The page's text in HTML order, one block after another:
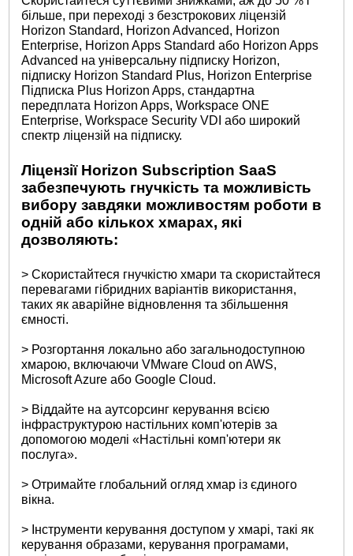
більше, при переході з безстрокових ліцензій
Horizon Standard, Horizon Advanced, Horizon
Enterprise, Horizon Apps Standard або Horizon Apps
Advanced на універсальну підписку Horizon,
підписку Horizon Standard Plus, Horizon Enterprise
Підписка Plus Horizon Apps, стандартна
передплата Horizon Apps, Workspace ONE
Enterprise, Workspace Security VDI або широкий
спектр ліцензій на підписку.
Ліцензії Horizon Subscription SaaS
забезпечують гнучкість та можливість
вибору завдяки можливостям роботи в
одній або кількох хмарах, які
дозволяють:
> Скористайтеся гнучкістю хмари та скористайтеся
перевагами гібридних варіантів використання,
таких як аварійне відновлення та збільшення
ємності.
> Розгортання локально або загальнодоступною
хмарою, включаючи VMware Cloud on AWS,
Microsoft Azure або Google Cloud.
> Віддайте на аутсорсинг керування всією
інфраструктурою настільних комп'ютерів за
допомогою моделі «Настільні комп'ютери як
послуга».
> Отримайте глобальний огляд хмар із єдиного
вікна.
> Інструменти керування доступом у хмарі, такі як
керування образами, керування програмами,